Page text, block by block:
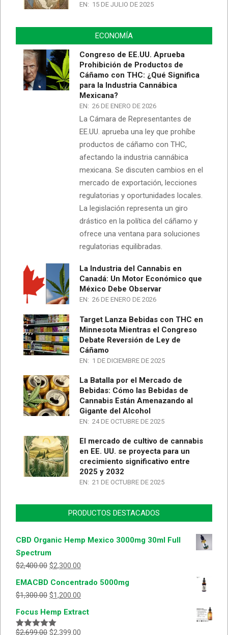
EN: 15 DE JULIO DE 2025
ECONOMÍA
Congreso de EE.UU. Aprueba
Prohibición de Productos de
Cáñamo con THC: ¿Qué Significa
para la Industria Cannábica
Mexicana?
EN: 26 DE ENERO DE 2026
La Cámara de Representantes de
EE.UU. aprueba una ley que prohíbe
productos de cáñamo con THC,
afectando la industria cannábica
mexicana. Se discuten cambios en el
mercado de exportación, lecciones
regulatorias y oportunidades locales.
La legislación representa un giro
drástico en la política del cáñamo y
ofrece una ventana para soluciones
regulatorias equilibradas.
La Industria del Cannabis en
Canadá: Un Motor Económico que
México Debe Observar
EN: 26 DE ENERO DE 2026
Target Lanza Bebidas con THC en
Minnesota Mientras el Congreso
Debate Reversión de Ley de
Cáñamo
EN: 1 DE DICIEMBRE DE 2025
La Batalla por el Mercado de
Bebidas: Cómo las Bebidas de
Cannabis Están Amenazando al
Gigante del Alcohol
EN: 24 DE OCTUBRE DE 2025
El mercado de cultivo de cannabis
en EE. UU. se proyecta para un
crecimiento significativo entre
2025 y 2032
EN: 21 DE OCTUBRE DE 2025
PRODUCTOS DESTACADOS
CBD Organic Hemp Mexico 3000mg 30ml Full
Spectrum
$2,400.00 $2,300.00
EMACBD Concentrado 5000mg
$1,300.00 $1,200.00
Focus Hemp Extract
$2,699.00 $2,399.00